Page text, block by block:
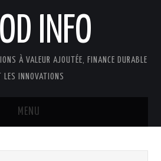
INFO
À VALEUR AJOUTÉE, FINANCE DURABLE
LES INNOVATIONS
MENU